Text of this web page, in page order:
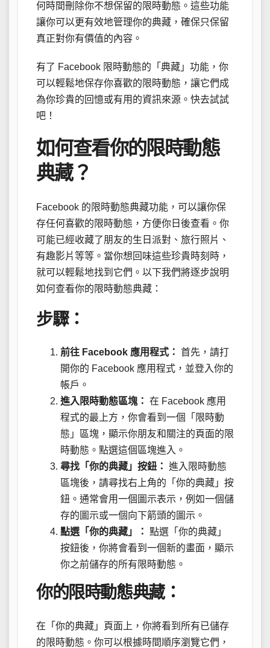
何時間刪除你不想保留的限時動態。這些功能
讓你可以更有效地管理你的典藏，確保只保留
真正對你有價值的內容。
有了 Facebook 限時動態的「典藏」功能，你
可以輕鬆地保存你喜歡的限時動態，讓它們成
為你珍貴的回憶或有用的資訊來源。快去試試
吧！
如何查看你的限時動態
典藏？
Facebook 的限時動態典藏功能，可以讓你保
存任何喜歡的限時動態，方便你日後查看。你
可能已經收藏了朋友的生日派對、旅行照片、
有趣影片等等。當你想回味這些珍貴時刻時，
就可以輕鬆地找到它們。以下我們將逐步說明
如何查看你的限時動態典藏：
步驟：
前往 Facebook 應用程式： 首先，請打
開你的 Facebook 應用程式，並登入你的
帳戶。
進入限時動態區塊： 在 Facebook 應用
程式的最上方，你會看到一個「限時動
態」區塊，顯示你朋友和關注的頁面的限
時動態。點選這個區塊進入。
尋找「你的典藏」按鈕： 進入限時動態
區塊後，請尋找右上角的「你的典藏」按
鈕。通常會用一個圖示表示，例如一個儲
存的圖示或一個向下箭頭的圖示。
點選「你的典藏」： 點選「你的典藏」
按鈕後，你將會看到一個新的畫面，顯示
你之前儲存的所有限時動態。
你的限時動態典藏：
在「你的典藏」頁面上，你將看到所有已儲存
的限時動態。你可以根據時間順序瀏覽它們，